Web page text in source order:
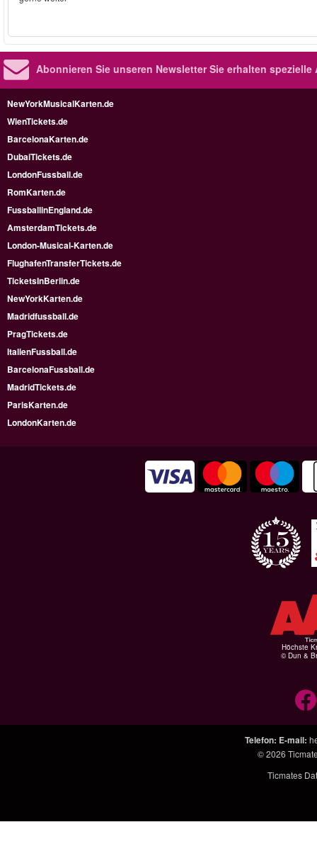
Abonnieren Sie unseren NewsletterSie erhalten spezielle
NewYorkMusicalKarten.de
WienTickets.de
BarcelonaKarten.de
DubaiTickets.de
LondonFussball.de
RomKarten.de
FussballinEngland.de
AmsterdamTickets.de
London-Musical-Karten.de
FlughafenTransferTickets.de
TicketsInBerlin.de
NewYorkKarten.de
Madridfussball.de
PragTickets.de
ItalienFussball.de
BarcelonaFussball.de
MadridTickets.de
ParisKarten.de
LondonKarten.de
Höchste
© Dun &
Telefon: E-mail:
© 2026
Ticmates